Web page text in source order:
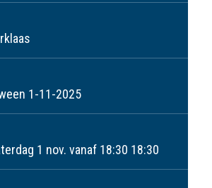
1-11-2025
1 nov. vanaf 18:30 18:30